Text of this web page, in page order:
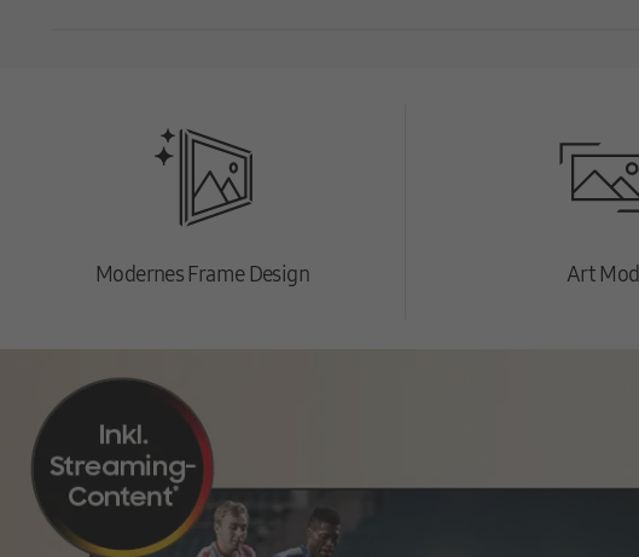
Modernes Frame Design Art